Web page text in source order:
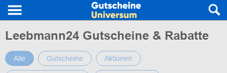
Leebmann24 Gutscheine & Rabatte
Alle Gutscheine Aktionen